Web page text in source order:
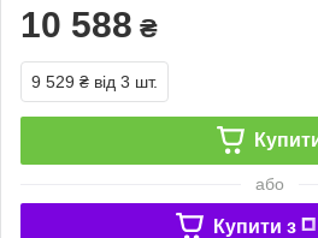
10 588 ₴
9 529 ₴ від 3 шт.
або
Купити з